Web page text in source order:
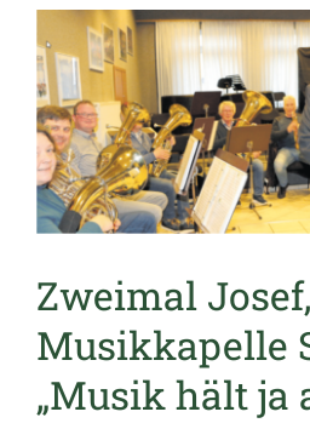
Zweimal
Musikkapelle
„Musik hält ja